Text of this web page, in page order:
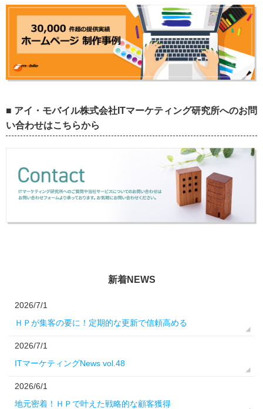
■ アイ・モバイル株式会社ITマーケティング研究所へのお問
い合わせはこちらから
新着NEWS
2026/7/1
ＨＰが集客の要に！定期的な更新で信頼高める
2026/7/1
ITマーケティングNews vol.48
2026/6/1
地元密着！ＨＰで叶えた戦略的な顧客獲得